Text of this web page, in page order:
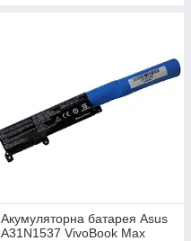
Акумуляторна батарея Asus
A31N1537 VivoBook Max